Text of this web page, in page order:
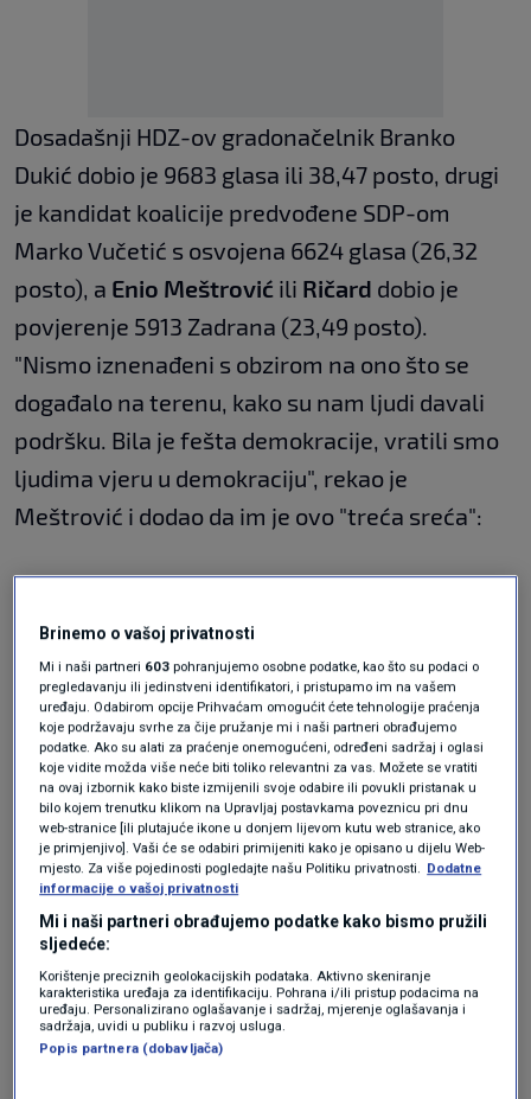
Dosadašnji HDZ-ov gradonačelnik Branko
Dukić dobio je 9683 glasa ili 38,47 posto, drugi
je kandidat koalicije predvođene SDP-om
Marko Vučetić s osvojena 6624 glasa (26,32
posto), a Enio Meštrović ili Ričard dobio je
povjerenje 5913 Zadrana (23,49 posto).
"Nismo iznenađeni s obzirom na ono što se
događalo na terenu, kako su nam ljudi davali
podršku. Bila je fešta demokracije, vratili smo
ljudima vjeru u demokraciju", rekao je
Meštrović i dodao da im je ovo "treća sreća":
jesmo, ali treći put se zaokružilo na najbolji
način da donesemo novu struju gradu."
Na pitanje koja im je bila motivacija za izbore,
rekao je: "Vratiti ljudima vjeru u grad, vratiti
gradu dušu i da su svi ljudi isti bez obzira na
stranačku iskaznicu."
Govoreći o tome koja je tajna njihova uspjeha,
rekao je: "Mislili smo da ćemo imati tri ili četiri
mjesta u vijeću. Mislim da su ljudi prepoznali
iskrenost emocije, to ne možeš lagati. Cijeli
Brinemo o vašoj privatnosti
Mi i naši partneri 603 pohranjujemo osobne podatke, kao što su podaci o
pregledavanju ili jedinstveni identifikatori, i pristupamo im na vašem
uređaju. Odabirom opcije Prihvaćam omogućit ćete tehnologije praćenja
koje podržavaju svrhe za čije pružanje mi i naši partneri obrađujemo
podatke. Ako su alati za praćenje onemogućeni, određeni sadržaj i oglasi
koje vidite možda više neće biti toliko relevantni za vas. Možete se vratiti
na ovaj izbornik kako biste izmijenili svoje odabire ili povukli pristanak u
bilo kojem trenutku klikom na Upravljaj postavkama poveznicu pri dnu
web-stranice [ili plutajuće ikone u donjem lijevom kutu web stranice, ako
je primjenjivo]. Vaši će se odabiri primijeniti kako je opisano u dijelu Web-
mjesto. Za više pojedinosti pogledajte našu Politiku privatnosti. Dodatne
informacije o vašoj privatnosti
Mi i naši partneri obrađujemo podatke kako bismo pružili
sljedeće:
Korištenje preciznih geolokacijskih podataka. Aktivno skeniranje
karakteristika uređaja za identifikaciju. Pohrana i/ili pristup podacima na
uređaju. Personalizirano oglašavanje i sadržaj, mjerenje oglašavanja i
sadržaja, uvidi u publiku i razvoj usluga.
Popis partnera (dobavljača)